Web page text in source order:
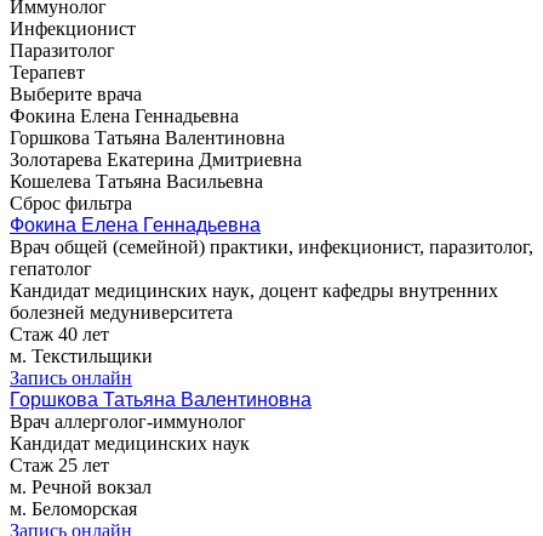
Иммунолог
Инфекционист
Паразитолог
Терапевт
Выберите врача
Фокина Елена Геннадьевна
Горшкова Татьяна Валентиновна
Золотарева Екатерина Дмитриевна
Кошелева Татьяна Васильевна
Сброс фильтра
Фокина Елена Геннадьевна
Врач общей (семейной) практики, инфекционист, паразитолог,
гепатолог
Кандидат медицинских наук, доцент кафедры внутренних
болезней медуниверситета
Стаж 40 лет
м. Текстильщики
Запись онлайн
Горшкова Татьяна Валентиновна
Врач аллерголог-иммунолог
Кандидат медицинских наук
Стаж 25 лет
м. Речной вокзал
м. Беломорская
Запись онлайн